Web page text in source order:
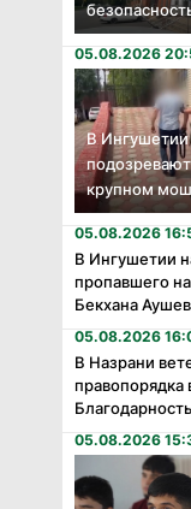
05.08.2026
В Ингушетии
крупном
05.08.2026
В Ингушетии
пропавшего
Бекхана
05.08.2026
В Назрани
правопорядка
05.08.2026